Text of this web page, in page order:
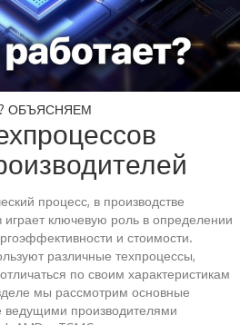
ОБЪЯСНЯЕМ
процесс, в производстве
ключевую роль в определении
и стоимости.
различные техпроцессы,
по своим характеристикам
мы рассмотрим основные
производителями